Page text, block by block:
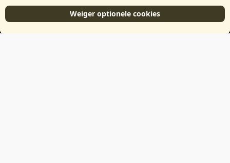
Community platform by XenForo® © 2010-2024 XenForo Ltd.
Weiger optionele cookies